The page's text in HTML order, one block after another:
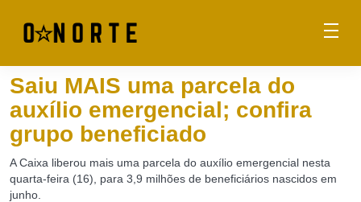
Saiu MAIS uma parcela do
auxílio emergencial; confira
grupo beneficiado
A Caixa liberou mais uma parcela do auxílio emergencial nesta
quarta-feira (16), para 3,9 milhões de beneficiários nascidos em
junho.